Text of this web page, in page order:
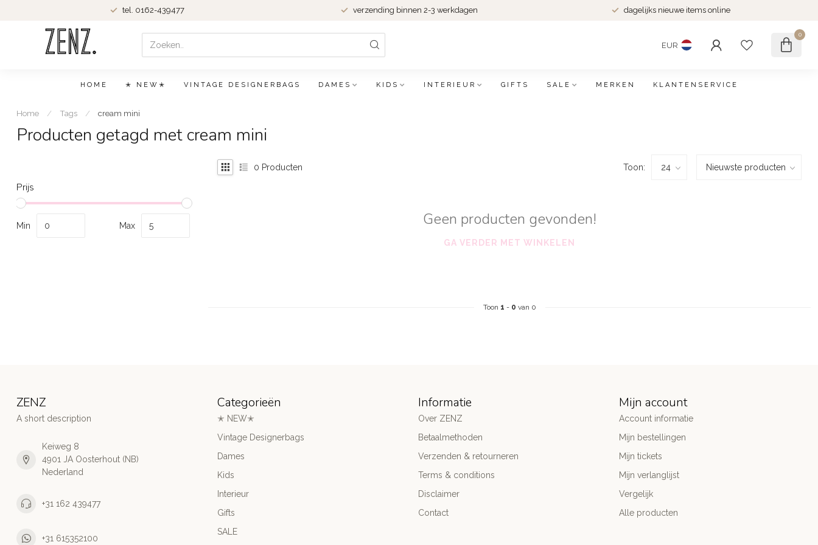
tel. 0162-439477 verzending binnen 2-3 werkdagen dagelijks nieuwe items online
EUR
0
HOME ✭ NEW✭ VINTAGE DESIGNERBAGS DAMES KIDS INTERIEUR GIFTS SALE MERKEN KLANTENSERVICE
Home / Tags / cream mini
Producten getagd met cream mini
Prijs
Min Max
0 Producten Toon:
Geen producten gevonden!
GA VERDER MET WINKELEN
Toon 1 - 0 van 0
ZENZ
A short description
Keiweg 8
4901 JA Oosterhout (NB)
Nederland
+31 162 439477
+31 615352100
Categorieën
✭ NEW✭
Vintage Designerbags
Dames
Kids
Interieur
Gifts
SALE
Informatie
Over ZENZ
Betaalmethoden
Verzenden & retourneren
Terms & conditions
Disclaimer
Contact
Mijn account
Account informatie
Mijn bestellingen
Mijn tickets
Mijn verlanglijst
Vergelijk
Alle producten